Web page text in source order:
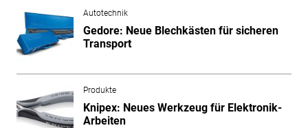
Autotechnik
Gedore: Neue Blechkästen für sicheren
Transport
Produkte
Knipex: Neues Werkzeug für Elektronik-
Arbeiten